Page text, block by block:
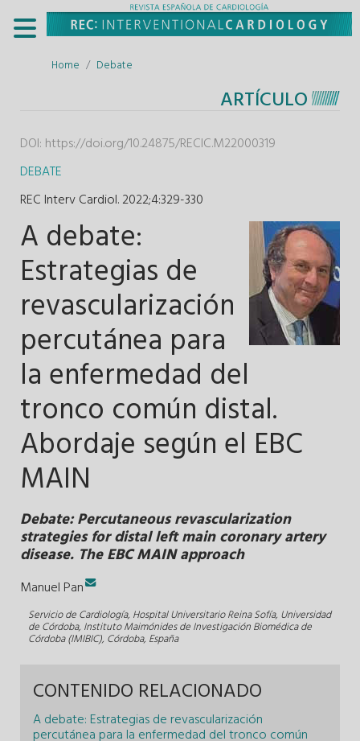
Home Debate
ARTÍCULO
DOI: https://doi.org/10.24875/RECIC.M22000319
DEBATE
REC Interv Cardiol. 2022;4:329-330
A debate:
Estrategias de
revascularización
percutánea para
la enfermedad del
tronco común distal.
Abordaje según el EBC
MAIN
Debate: Percutaneous revascularization
strategies for distal left main coronary artery
disease. The EBC MAIN approach
Manuel Pan
Servicio de Cardiología, Hospital Universitario Reina Sofía, Universidad
de Córdoba, Instituto Maimónides de Investigación Biomédica de
Córdoba (IMIBIC), Córdoba, España
CONTENIDO RELACIONADO
A debate: Estrategias de revascularización
percutánea para la enfermedad del tronco común